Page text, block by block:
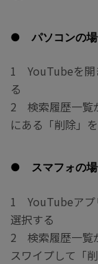
● パソコンの
1 YouTubeを開
る
2 検索履歴一覧
にある「削除」
● スマフォの
1 YouTubeアプ
選択する
2 検索履歴一覧
スワイプして「